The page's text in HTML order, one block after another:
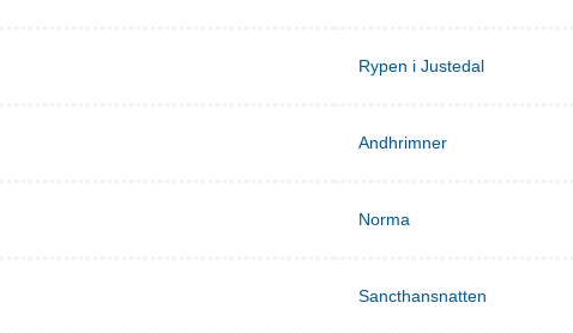
Rypen i Justedal
Andhrimner
Norma
Sancthansnatten